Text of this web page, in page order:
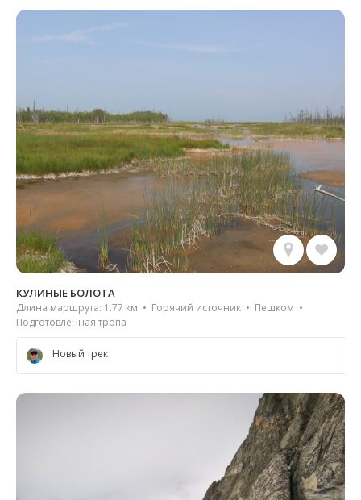
КУЛИНЫЕ БОЛОТА
Длина маршрута: 1.77 км • Горячий источник • Пешком •
Подготовленная тропа
Новый трек